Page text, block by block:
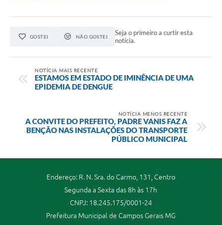
GOSTEI NÃO GOSTEI
Seja o primeiro a curtir esta
notícia.
NOTÍCIA MAIS RECENTE
ESTAMOS EM ESTADO DE IMINÊNCIA DE UMA
EPIDEMIA DE DENGUE
NOTÍCIA MENOS RECENTE
A CONVITE DO PREFEITO, PADRE VANIS FAZ A
BENÇÃO NAS INSTALAÇÕES DO TRANSPORTE
PÚBLICO MUNICIPAL
Endereço: R. N. Sra. do Carmo, 131, Centro
Segunda a Sexta das 8h às 17h
CNPJ: 18.245.175/0001-24
Prefeitura Municipal de Campos Gerais MG